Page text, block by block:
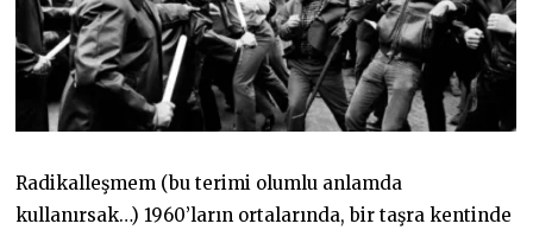
Radikalleşmem (bu terimi olumlu anlamda
kullanırsak…) 1960’ların ortalarında, bir taşra kentinde